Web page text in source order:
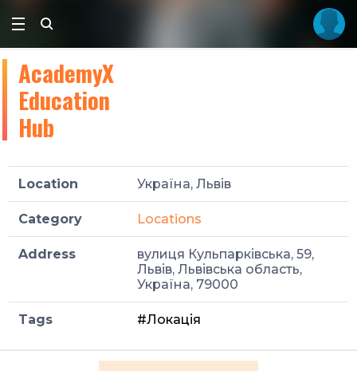
AcademyX
Education
Hub
Location Україна, Львів
Category Locations
Address
вулиця Кульпарківська, 59,
Львів, Львівська область,
Україна, 79000
Tags #Локація